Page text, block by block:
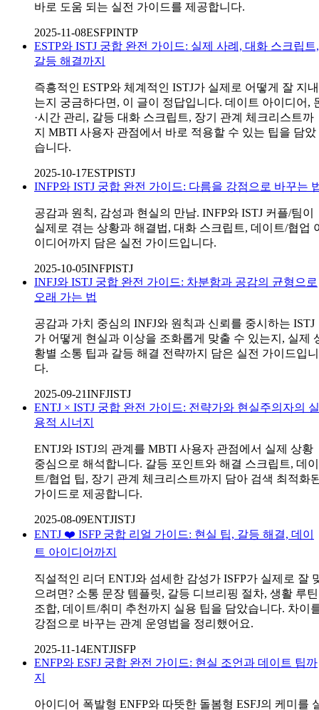
바로 도움 되는 실전 가이드를 제공합니다.
2025-11-08ESFPINTP
ESTP와 ISTJ 궁합 완전 가이드: 실제 사례, 대화 스크립트,
갈등 해결까지
즉흥적인 ESTP와 체계적인 ISTJ가 실제로 어떻게 잘 지내
는지 궁금하다면, 이 글이 정답입니다. 데이트 아이디어,
·시간 관리, 갈등 대화 스크립트, 장기 관계 체크리스트까
지 MBTI 사용자 관점에서 바로 적용할 수 있는 팁을 담았
습니다.
2025-10-17ESTPISTJ
INFP와 ISTJ 궁합 완전 가이드: 다름을 강점으로 바꾸는
공감과 원칙, 감성과 현실의 만남. INFP와 ISTJ 커플/팀이
실제로 겪는 상황과 해결법, 대화 스크립트, 데이트/협업
이디어까지 담은 실전 가이드입니다.
2025-10-05INFPISTJ
INFJ와 ISTJ 궁합 완전 가이드: 차분함과 공감의 균형으로
오래 가는 법
공감과 가치 중심의 INFJ와 원칙과 신뢰를 중시하는 ISTJ
가 어떻게 현실과 이상을 조화롭게 맞출 수 있는지, 실제
황별 소통 팁과 갈등 해결 전략까지 담은 실전 가이드입니
다.
2025-09-21INFJISTJ
ENTJ × ISTJ 궁합 완전 가이드: 전략가와 현실주의자의 실
용적 시너지
ENTJ와 ISTJ의 관계를 MBTI 사용자 관점에서 실제 상황
중심으로 해석합니다. 갈등 포인트와 해결 스크립트, 데이
트/협업 팁, 장기 관계 체크리스트까지 담아 검색 최적화
가이드로 제공합니다.
2025-08-09ENTJISTJ
ENTJ ❤️ ISFP 궁합 리얼 가이드: 현실 팁, 갈등 해결, 데이
트 아이디어까지
직설적인 리더 ENTJ와 섬세한 감성가 ISFP가 실제로 잘
으려면? 소통 문장 템플릿, 갈등 디브리핑 절차, 생활 루틴
조합, 데이트/취미 추천까지 실용 팁을 담았습니다. 차이
강점으로 바꾸는 관계 운영법을 정리했어요.
2025-11-14ENTJISFP
ENFP와 ESFJ 궁합 완전 가이드: 현실 조언과 데이트 팁까
지
아이디어 폭발형 ENFP와 따뜻한 돌봄형 ESFJ의 케미를